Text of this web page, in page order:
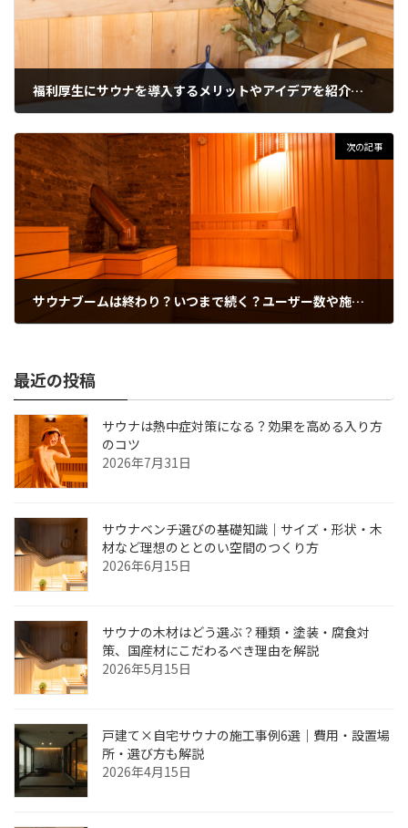
福利厚生にサウナを導入するメリットやアイデアを紹介｜会社にサウナを設置する方法も解説
次の記事
サウナブームは終わり？いつまで続く？ユーザー数や施設数の推移で動向をチェック
最近の投稿
サウナは熱中症対策になる？効果を高める入り方
のコツ
2026年7月31日
サウナベンチ選びの基礎知識｜サイズ・形状・木
材など理想のととのい空間のつくり方
2026年6月15日
サウナの木材はどう選ぶ？種類・塗装・腐食対
策、国産材にこだわるべき理由を解説
2026年5月15日
戸建て×自宅サウナの施工事例6選｜費用・設置場
所・選び方も解説
2026年4月15日